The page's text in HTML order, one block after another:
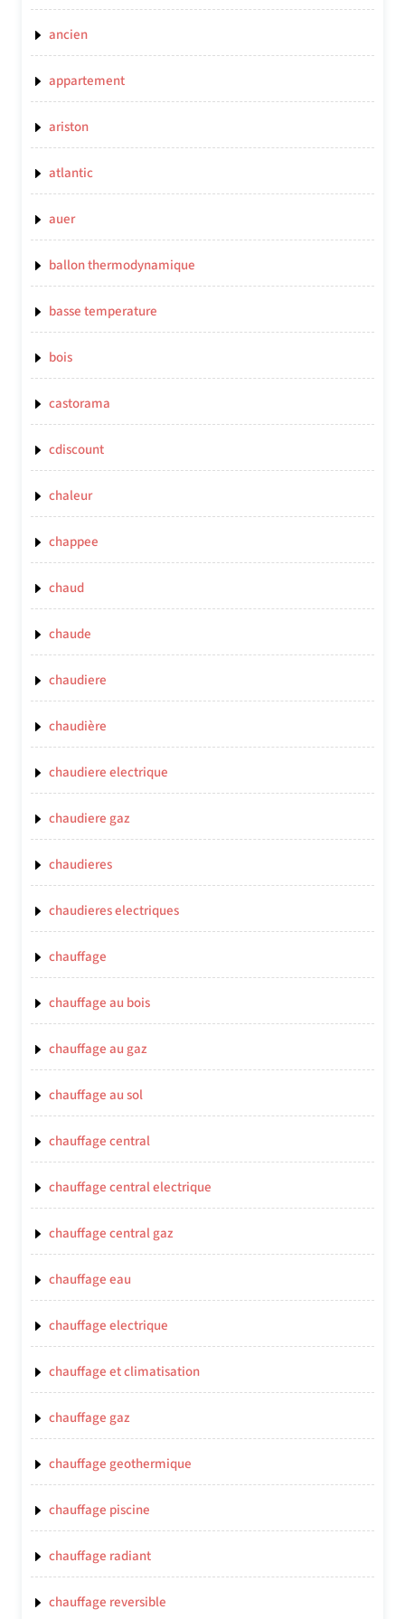
ancien
appartement
ariston
atlantic
auer
ballon thermodynamique
basse temperature
bois
castorama
cdiscount
chaleur
chappee
chaud
chaude
chaudiere
chaudière
chaudiere electrique
chaudiere gaz
chaudieres
chaudieres electriques
chauffage
chauffage au bois
chauffage au gaz
chauffage au sol
chauffage central
chauffage central electrique
chauffage central gaz
chauffage eau
chauffage electrique
chauffage et climatisation
chauffage gaz
chauffage geothermique
chauffage piscine
chauffage radiant
chauffage reversible